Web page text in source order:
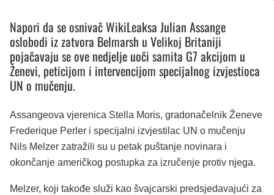
Napori da se osnivač WikiLeaksa Julian Assange
oslobodi iz zatvora Belmarsh u Velikoj Britaniji
pojačavaju se ove nedjelje uoči samita G7 akcijom u
Ženevi, peticijom i intervencijom specijalnog izvjestioca
UN o mučenju.
Assangeova vjerenica Stella Moris, gradonačelnik Ženeve
Frederique Perler i specijalni izvjestilac UN o mučenju
Nils Melzer zatražili su u petak puštanje novinara i
okončanje američkog postupka za izručenje protiv njega.
Melzer, koji takođe služi kao švajcarski predsjedavajući za